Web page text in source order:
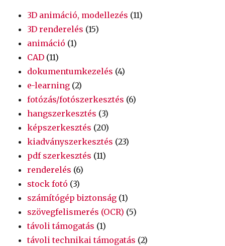
3D animáció, modellezés (11)
3D renderelés (15)
animáció (1)
CAD (11)
dokumentumkezelés (4)
e-learning (2)
fotózás/fotószerkesztés (6)
hangszerkesztés (3)
képszerkesztés (20)
kiadványszerkesztés (23)
pdf szerkesztés (11)
renderelés (6)
stock fotó (3)
számítógép biztonság (1)
szövegfelismerés (OCR) (5)
távoli támogatás (1)
távoli technikai támogatás (2)